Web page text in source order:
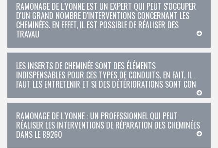
RAMONAGE DE L'YONNE EST UN EXPERT QUI PEUT S'OCCUPER
D'UN GRAND NOMBRE D'INTERVENTIONS CONCERNANT LES
CHEMINÉES. EN EFFET, IL EST POSSIBLE DE RÉALISER DES
TRAVAU
LES INSERTS DE CHEMINÉE SONT DES ÉLÉMENTS
INDISPENSABLES POUR CES TYPES DE CONDUITS. EN FAIT, IL
FAUT LES ENTRETENIR ET SI DES DÉTÉRIORATIONS SONT CON
RAMONAGE DE L'YONNE : UN PROFESSIONNEL QUI PEUT
RÉALISER LES INTERVENTIONS DE RÉPARATION DES CHEMINÉES
DANS LE 89260